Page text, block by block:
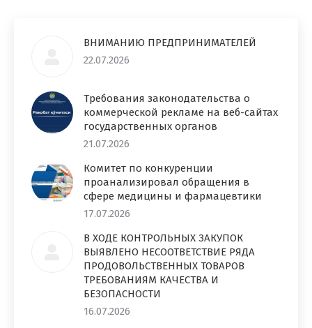
ВНИМАНИЮ ПРЕДПРИНИМАТЕЛЕЙ
22.07.2026
Требования законодательства о
коммерческой рекламе на веб-сайтах
государственных органов
21.07.2026
Комитет по конкуренции
проанализировал обращения в
сфере медицины и фармацевтики
17.07.2026
В ХОДЕ КОНТРОЛЬНЫХ ЗАКУПОК
ВЫЯВЛЕНО НЕСООТВЕТСТВИЕ РЯДА
ПРОДОВОЛЬСТВЕННЫХ ТОВАРОВ
ТРЕБОВАНИЯМ КАЧЕСТВА И
БЕЗОПАСНОСТИ
16.07.2026